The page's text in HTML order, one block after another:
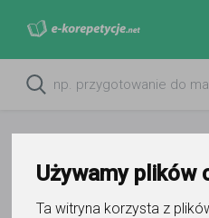
Używamy plików
Ta witryna korzysta z